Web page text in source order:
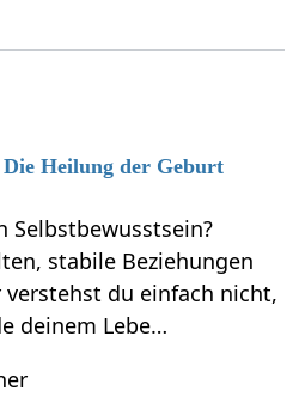
Die Heilung der Geburt
Selbstbewusstsein?
stabile Beziehungen
verstehst du einfach nicht,
deinem Lebe…